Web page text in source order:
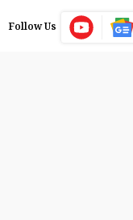
Follow Us